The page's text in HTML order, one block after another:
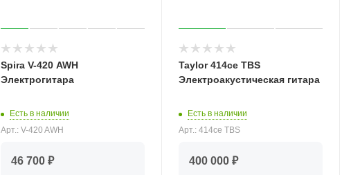
Spira V-420 AWH
Электрогитара
Есть в наличии
Арт.: V-420 AWH
46 700 ₽
Taylor 414ce TBS
Электроакустическая гитара
Есть в наличии
Арт.: 414ce TBS
400 000 ₽